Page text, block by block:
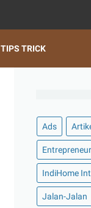
TIPS TRICK
Ads
Entrepreneur
IndiHome
Jalan-Jalan